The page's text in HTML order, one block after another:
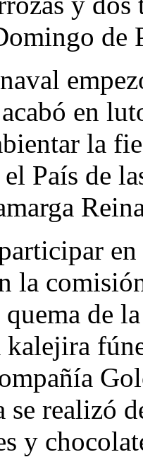
de
en
la
País de
la
de
kalejira
se realizó
y